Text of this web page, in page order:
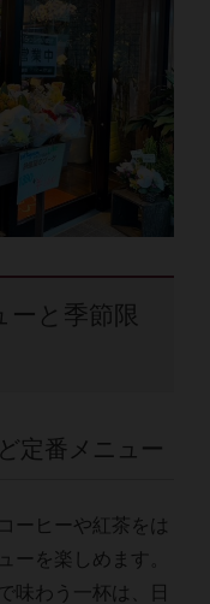
ーと季節限
定番メニュー
ーヒーや紅茶をは
ーを楽しめます。
味わう一杯は、日